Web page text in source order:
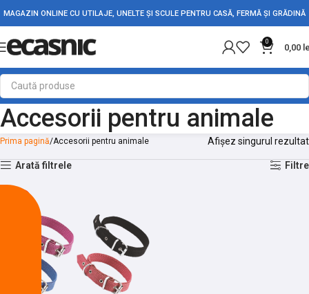
MAGAZIN ONLINE CU UTILAJE, UNELTE ȘI SCULE PENTRU CASĂ, FERMĂ ȘI GRĂDINĂ
0
0,00
Accesorii pentru animale
Prima pagină Accesorii pentru animale Afișez singurul rezultat
Arată filtrele Filtre